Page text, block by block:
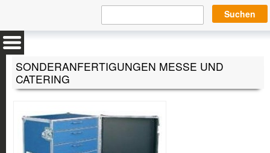
SONDERANFERTIGUNGEN MESSE UND
CATERING